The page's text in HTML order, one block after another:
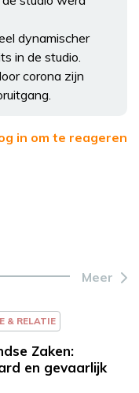
dynamischer
in de studio.
corona zijn
in om te reageren
Meer
& RELATIE
Zaken:
en gevaarlijk